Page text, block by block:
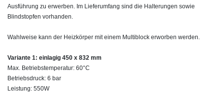
Ausführung zu erwerben. Im Lieferumfang sind die Halterungen sowie
Blindstopfen vorhanden.
Wahlweise kann der Heizkörper mit einem Multiblock erworben werden.
Variante 1: einlagig 450 x 832 mm
Max. Betriebstemperatur: 60°C
Betriebsdruck: 6 bar
Leistung: 550W